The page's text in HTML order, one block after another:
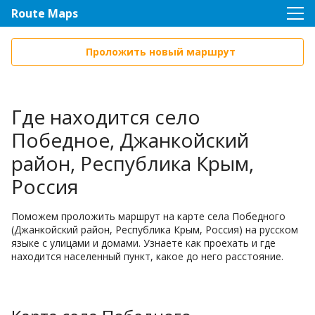
Route Maps
Проложить новый маршрут
Где находится село
Победное, Джанкойский
район, Республика Крым,
Россия
Поможем проложить маршрут на карте села Победного
(Джанкойский район, Республика Крым, Россия) на русском
языке с улицами и домами. Узнаете как проехать и где
находится населенный пункт, какое до него расстояние.